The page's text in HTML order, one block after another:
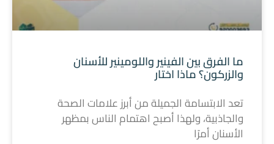
ما الفرق بين الفينير واللومينير للأسنان
والزركون؟ ماذا اختار
تعد الابتسامة الجميلة من أبرز علامات الصحة
والجاذبية، ولهذا أصبح اهتمام الناس بمظهر
الأسنان أمرًا